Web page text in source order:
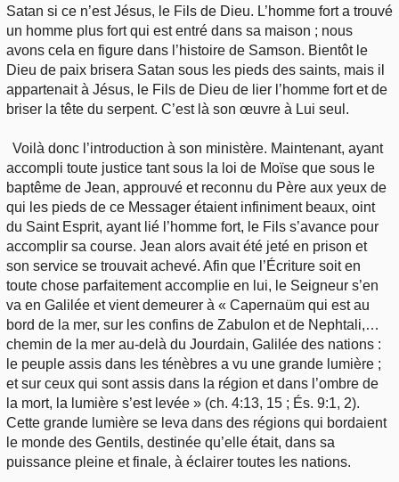
Satan si ce n’est Jésus, le Fils de Dieu. L’homme fort a trouvé
un homme plus fort qui est entré dans sa maison ; nous
avons cela en figure dans l’histoire de Samson. Bientôt le
Dieu de paix brisera Satan sous les pieds des saints, mais il
appartenait à Jésus, le Fils de Dieu de lier l’homme fort et de
briser la tête du serpent. C’est là son œuvre à Lui seul.
Voilà donc l’introduction à son ministère. Maintenant, ayant
accompli toute justice tant sous la loi de Moïse que sous le
baptême de Jean, approuvé et reconnu du Père aux yeux de
qui les pieds de ce Messager étaient infiniment beaux, oint
du Saint Esprit, ayant lié l’homme fort, le Fils s’avance pour
accomplir sa course. Jean alors avait été jeté en prison et
son service se trouvait achevé. Afin que l’Écriture soit en
toute chose parfaitement accomplie en lui, le Seigneur s’en
va en Galilée et vient demeurer à « Capernaüm qui est au
bord de la mer, sur les confins de Zabulon et de Nephtali,…
chemin de la mer au-delà du Jourdain, Galilée des nations :
le peuple assis dans les ténèbres a vu une grande lumière ;
et sur ceux qui sont assis dans la région et dans l’ombre de
la mort, la lumière s’est levée » (ch. 4:13, 15 ; És. 9:1, 2).
Cette grande lumière se leva dans des régions qui bordaient
le monde des Gentils, destinée qu’elle était, dans sa
puissance pleine et finale, à éclairer toutes les nations.